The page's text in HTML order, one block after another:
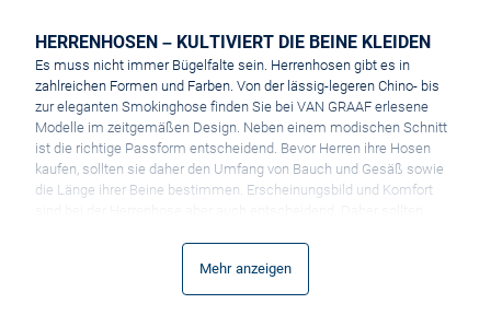
HERRENHOSEN – KULTIVIERT DIE BEINE KLEIDEN
Es muss nicht immer Bügelfalte sein. Herrenhosen gibt es in
zahlreichen Formen und Farben. Von der lässig-legeren Chino- bis
zur eleganten Smokinghose finden Sie bei VAN GRAAF erlesene
Modelle im zeitgemäßen Design. Neben einem modischen Schnitt
ist die richtige Passform entscheidend. Bevor Herren ihre Hosen
kaufen, sollten sie daher den Umfang von Bauch und Gesäß sowie
die Länge ihrer Beine bestimmen. Erscheinungsbild und Komfort
Fußweite der Beine kennen. Ob Business-Look, festliche Bekleidung
zum Event oder casual in der Freizeit: VAN GRAAF hat ein großes
Sortiment an Männerhosen für jede Gelegenheit. Und natürlich
Mehr anzeigen